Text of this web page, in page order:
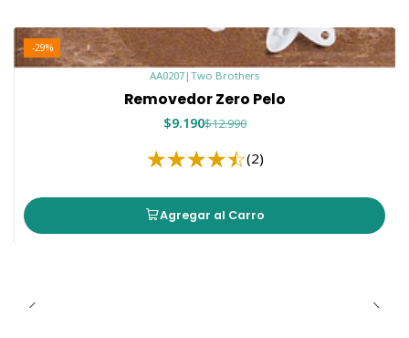
-29%
AA0207 | Two Brothers
Removedor Zero Pelo
$9.190$12.990
(2)
Agregar al Carro